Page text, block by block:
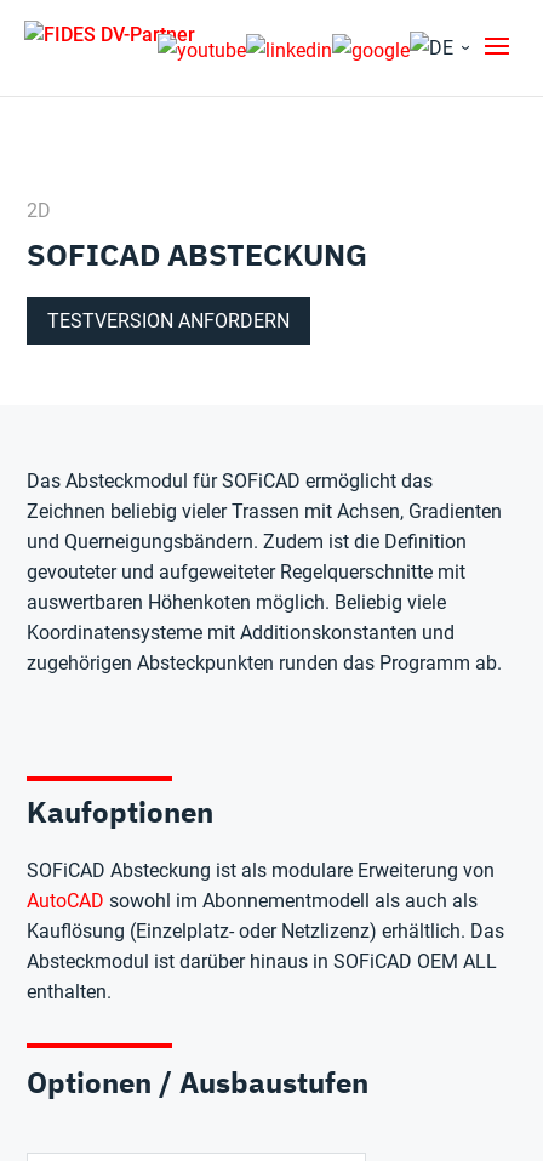
2D
SOFICAD ABSTECKUNG
TESTVERSION ANFORDERN
Das Absteckmodul für SOFiCAD ermöglicht das
Zeichnen beliebig vieler Trassen mit Achsen, Gradienten
und Querneigungsbändern. Zudem ist die Definition
gevouteter und aufgeweiteter Regelquerschnitte mit
auswertbaren Höhenkoten möglich. Beliebig viele
Koordinatensysteme mit Additionskonstanten und
zugehörigen Absteckpunkten runden das Programm ab.
Kaufoptionen
SOFiCAD Absteckung ist als modulare Erweiterung von
AutoCAD sowohl im Abonnementmodell als auch als
Kauflösung (Einzelplatz- oder Netzlizenz) erhältlich. Das
Absteckmodul ist darüber hinaus in SOFiCAD OEM ALL
enthalten.
Optionen / Ausbaustufen